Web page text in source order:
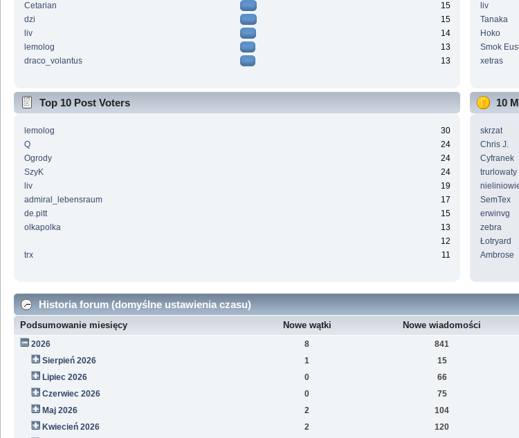
Cetarian
15
dzi
15
liv
14
lemolog
13
draco_volantus
13
liv
Tanaka
Hoko
Smok
xetras
Top 10 Post Voters
lemolog
30
Q
24
Ogrody
24
SzyK
24
liv
19
admiral_lebensraum
17
de.pitt
15
olkapolka
13
12
trx
11
10
skrzat
Chris J.
Cyfranek
trurlowaty
SemTex
erwinvg
zebra
Łotryard
Ambrose
Historia forum (domyślne ustawienia czasu)
Podsumowanie miesięcy Nowe wątki Nowe wiadomości
2026 8 841
Sierpień 2026
1 15
Lipiec 2026
0 66
Czerwiec 2026
0 75
Maj 2026
2 104
Kwiecień 2026
2 120